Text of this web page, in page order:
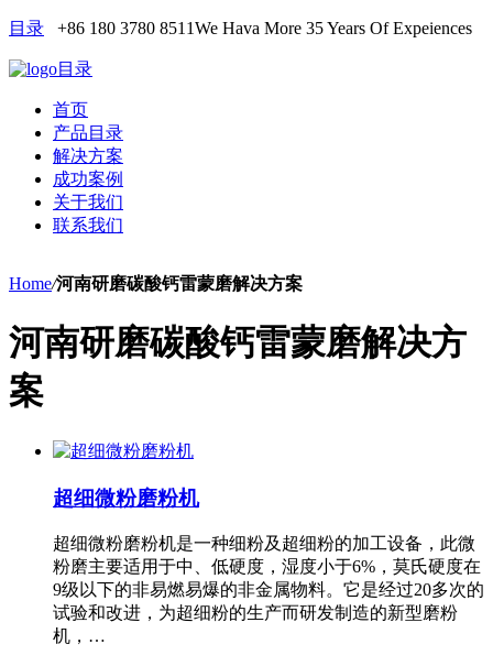
目录 +86 180 3780 8511We Hava More 35 Years Of Expeiences
目录
首页
产品目录
解决方案
成功案例
关于我们
联系我们
Home/河南研磨碳酸钙雷蒙磨解决方案
河南研磨碳酸钙雷蒙磨解决方
案
超细微粉磨粉机
超细微粉磨粉机是一种细粉及超细粉的加工设备，此微
粉磨主要适用于中、低硬度，湿度小于6%，莫氏硬度在
9级以下的非易燃易爆的非金属物料。它是经过20多次的
试验和改进，为超细粉的生产而研发制造的新型磨粉
机，…